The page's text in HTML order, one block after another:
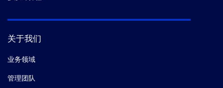
关于我们
业务领域
管理团队